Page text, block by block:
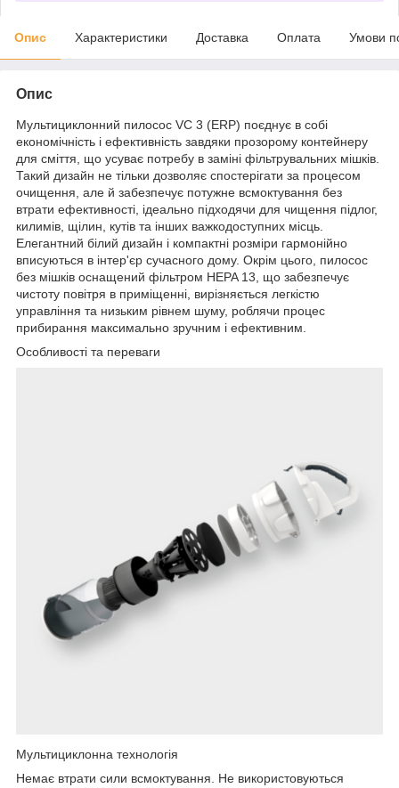
Опис Характеристики Доставка Оплата Умови
Опис
Мультициклонний пилосос VC 3 (ERP) поєднує в собі
економічність і ефективність завдяки прозорому контейнеру
для сміття, що усуває потребу в заміні фільтрувальних мішків.
Такий дизайн не тільки дозволяє спостерігати за процесом
очищення, але й забезпечує потужне всмоктування без
втрати ефективності, ідеально підходячи для чищення підлог,
килимів, щілин, кутів та інших важкодоступних місць.
Елегантний білий дизайн і компактні розміри гармонійно
вписуються в інтер'єр сучасного дому. Окрім цього, пилосос
без мішків оснащений фільтром HEPA 13, що забезпечує
чистоту повітря в приміщенні, вирізняється легкістю
управління та низьким рівнем шуму, роблячи процес
прибирання максимально зручним і ефективним.
Особливості та переваги
Мультициклонна технологія
Немає втрати сили всмоктування. Не використовуються